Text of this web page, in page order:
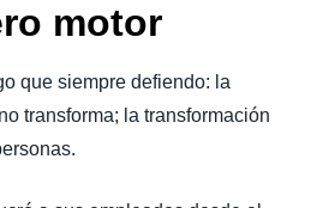
motor
que siempre defiendo: la
transforma; la transformación